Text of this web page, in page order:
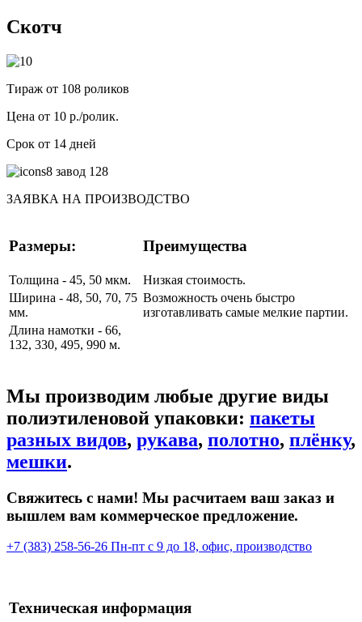
Скотч
Тираж от 108 роликов
Цена от 10 р./ролик.
Срок от 14 дней
ЗАЯВКА НА ПРОИЗВОДСТВО
Размеры: Преимущества
Толщина - 45, 50 мкм.
Низкая стоимость.
Ширина - 48, 50, 70, 75
мм.
Возможность очень быстро
изготавливать самые мелкие партии.
Длина намотки - 66,
132, 330, 495, 990 м.
Мы производим любые другие виды
полиэтиленовой упаковки: пакеты
разных видов, рукава, полотно, плёнку,
мешки.
Свяжитесь с нами! Мы расчитаем ваш заказ и
вышлем вам коммерческое предложение.
+7 (383) 258-56-26 Пн-пт с 9 до 18, офис, производство
Техническая информация